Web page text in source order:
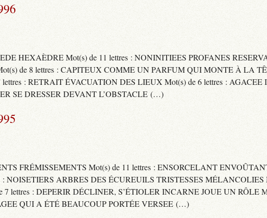
HEXAÈDRE Mot(s) de 11 lettres : NONINITIEES PROFANES
de 8 lettres : CAPITEUX COMME UN PARFUM QUI MONTE À LA
lettres : RETRAIT ÉVACUATION DES LIEUX Mot(s) de 6 lettres :
SE DRESSER DEVANT L’OBSTACLE (…)
FRÉMISSEMENTS Mot(s) de 11 lettres : ENSORCELANT
NOISETIERS ARBRES DES ÉCUREUILS TRISTESSES MÉLANCOLIES
lettres : DEPERIR DÉCLINER, S’ÉTIOLER INCARNE JOUE UN RÔLE
QUI A ÉTÉ BEAUCOUP PORTÉE VERSEE (…)